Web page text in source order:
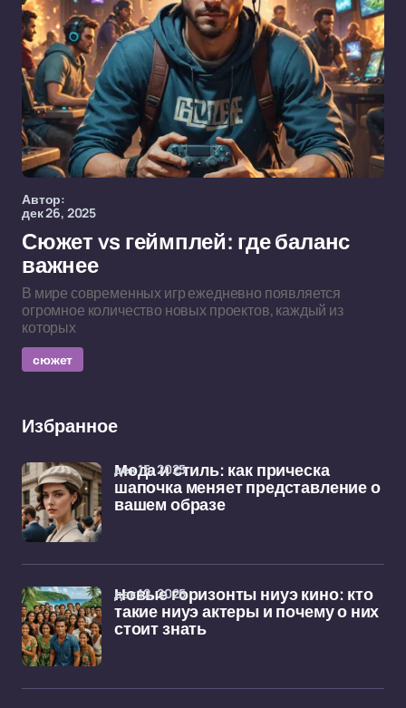
Автор:
дек 26, 2025
Сюжет vs геймплей: где баланс
важнее
В мире современных игр ежедневно появляется
огромное количество новых проектов, каждый из
которых
сюжет
Избранное
Мода и стиль: как прическа
шапочка меняет представление о
вашем образе
дек 15, 2025
Новые горизонты ниуэ кино: кто
такие ниуэ актеры и почему о них
стоит знать
дек 12, 2025